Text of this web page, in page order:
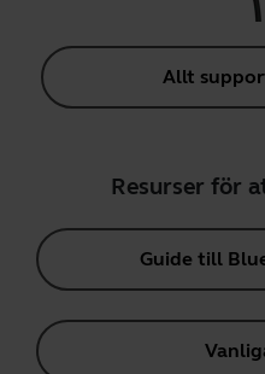
Allt
Resurser för
Guide till